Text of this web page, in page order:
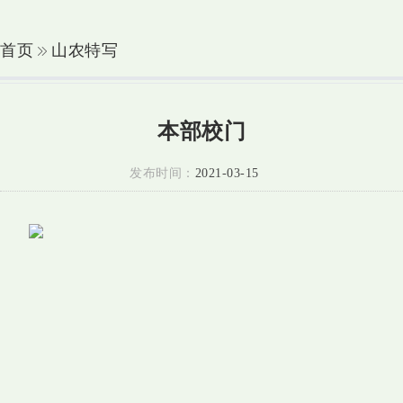
首页 山农特写
本部校门
发布时间： 2021-03-15